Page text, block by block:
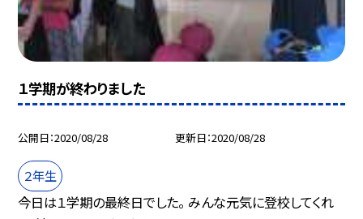
１学期が終わりました
公開日 2020/08/28 更新日 2020/08/28
２年生
今日は１学期の最終日でした。 みんな元気に登校してくれ